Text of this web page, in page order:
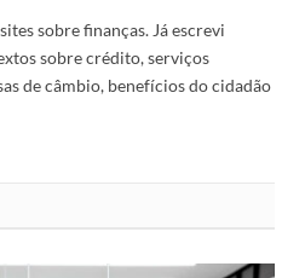
sobre finanças. Já escrevi
sobre crédito, serviços
de câmbio, benefícios do cidadão